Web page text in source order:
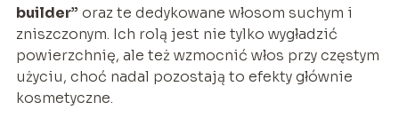
builder” oraz te dedykowane włosom suchym i
zniszczonym. Ich rolą jest nie tylko wygładzić
powierzchnię, ale też wzmocnić włos przy częstym
użyciu, choć nadal pozostają to efekty głównie
kosmetyczne.